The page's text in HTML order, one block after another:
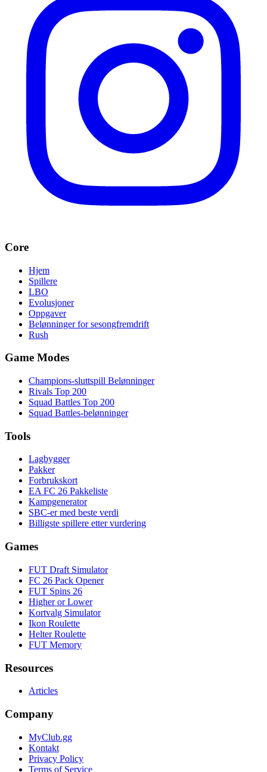
Core
Hjem
Spillere
LBO
Evolusjoner
Oppgaver
Belønninger for sesongfremdrift
Rush
Game Modes
Champions-sluttspill Belønninger
Rivals Top 200
Squad Battles Top 200
Squad Battles-belønninger
Tools
Lagbygger
Pakker
Forbrukskort
EA FC 26 Pakkeliste
Kampgenerator
SBC-er med beste verdi
Billigste spillere etter vurdering
Games
FUT Draft Simulator
FC 26 Pack Opener
FUT Spins 26
Higher or Lower
Kortvalg Simulator
Ikon Roulette
Helter Roulette
FUT Memory
Resources
Articles
Company
MyClub.gg
Kontakt
Privacy Policy
Terms of Service